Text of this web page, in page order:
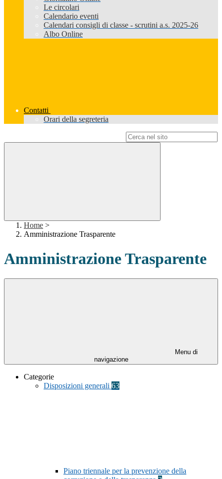
Le circolari
Calendario eventi
Calendari consigli di classe - scrutini a.s. 2025-26
Albo Online
Contatti
Orari della segreteria
Home >
Amministrazione Trasparente
Amministrazione Trasparente
Menu di
navigazione
Categorie
Disposizioni generali 63
Piano triennale per la prevenzione della